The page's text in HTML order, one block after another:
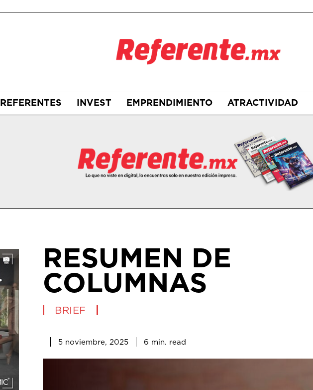
REFERENTES INVEST EMPRENDIMIENTO ATRACTIVIDAD
RESUMEN DE
COLUMNAS
BRIEF
5 noviembre, 2025 6 min. read